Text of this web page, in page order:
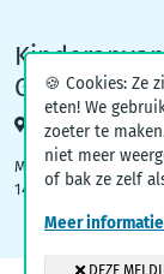
Groeiteam
Woodrow
Maandag: 09.00u –
14.00u
🍪 Cookies: Ze
eten! We
zoeter te
niet meer
of bak ze zelf
Meer
DEZE